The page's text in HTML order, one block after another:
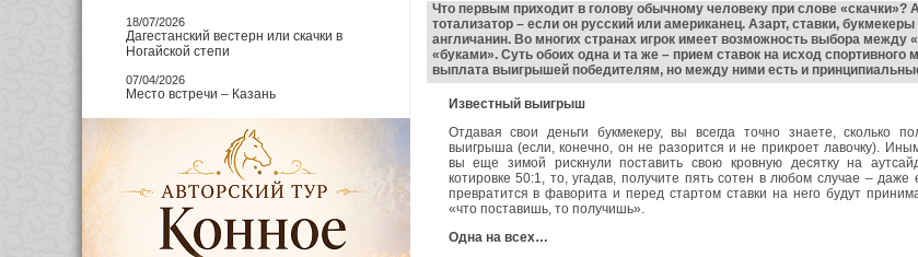
18/07/2026
Дагестанский вестерн или скачки в
Ногайской степи
07/04/2026
Место встречи – Казань
Что первым приходит в голову обычному человеку при слове «скачки»?
тотализатор – если он русский или американец. Азарт, ставки,
англичанин. Во многих странах игрок имеет возможность выбора между
«буками». Суть обоих одна и та же – прием ставок на исход спортивного
выплата выигрышей победителям, но между ними есть и
Известный выигрыш
Отдавая свои деньги букмекеру, вы всегда точно знаете, сколько
выигрыша (если, конечно, он не разорится и не прикроет лавочку).
вы еще зимой рискнули поставить свою кровную десятку на
котировке 50:1, то, угадав, получите пять сотен в любом случае – даже
превратится в фаворита и перед стартом ставки на него будут
«что поставишь, то получишь».
Одна на всех…